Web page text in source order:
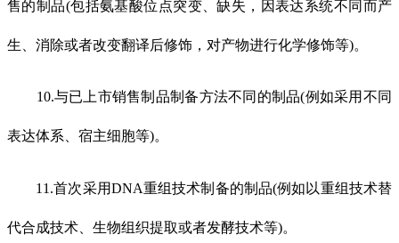
售的制品(包括氨基酸位点突变、缺失，因表达系统不同而产
生、消除或者改变翻译后修饰，对产物进行化学修饰等)。
10.与已上市销售制品制备方法不同的制品(例如采用不同
表达体系、宿主细胞等)。
11.首次采用DNA重组技术制备的制品(例如以重组技术替
代合成技术、生物组织提取或者发酵技术等)。